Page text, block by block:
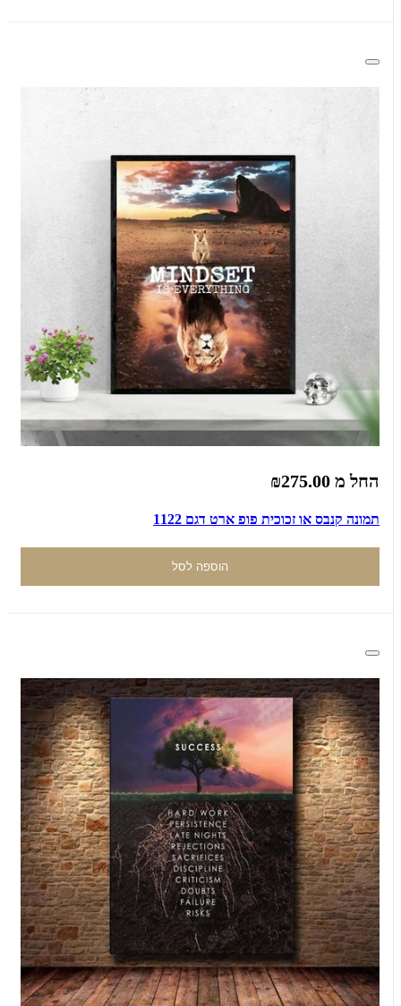
החל מ ₪275.00
תמונה קנבס או זכוכית פופ ארט דגם 1122
הוספה לסל